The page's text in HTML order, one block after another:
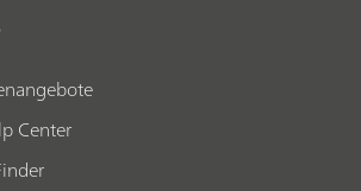
Center